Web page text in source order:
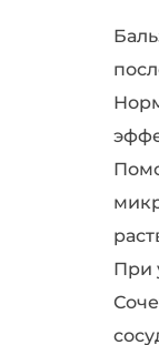
При